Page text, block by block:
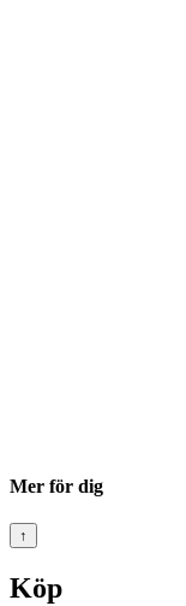
Mer för dig
↑
Köp